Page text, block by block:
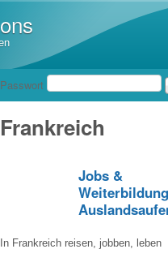
Passwort
Frankreich
Jobs &
Weiterbildung
In Frankreich reisen, jobben, leben